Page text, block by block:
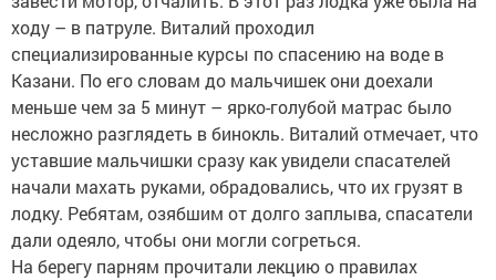
ходу – в патруле. Виталий проходил
специализированные курсы по спасению на воде в
Казани. По его словам до мальчишек они доехали
меньше чем за 5 минут – ярко-голубой матрас было
несложно разглядеть в бинокль. Виталий отмечает, что
уставшие мальчишки сразу как увидели спасателей
начали махать руками, обрадовались, что их грузят в
лодку. Ребятам, озябшим от долго заплыва, спасатели
дали одеяло, чтобы они могли согреться.
На берегу парням прочитали лекцию о правилах